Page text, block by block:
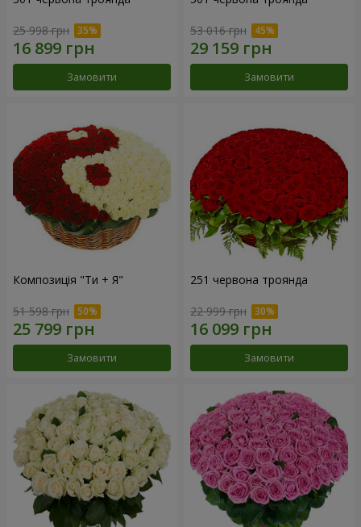
25 998 грн
Замовити
53 016 грн
Замовити
Композиція "Ти + Я"
51 598 грн
Замовити
251 червона троянда
22 999 грн
Замовити